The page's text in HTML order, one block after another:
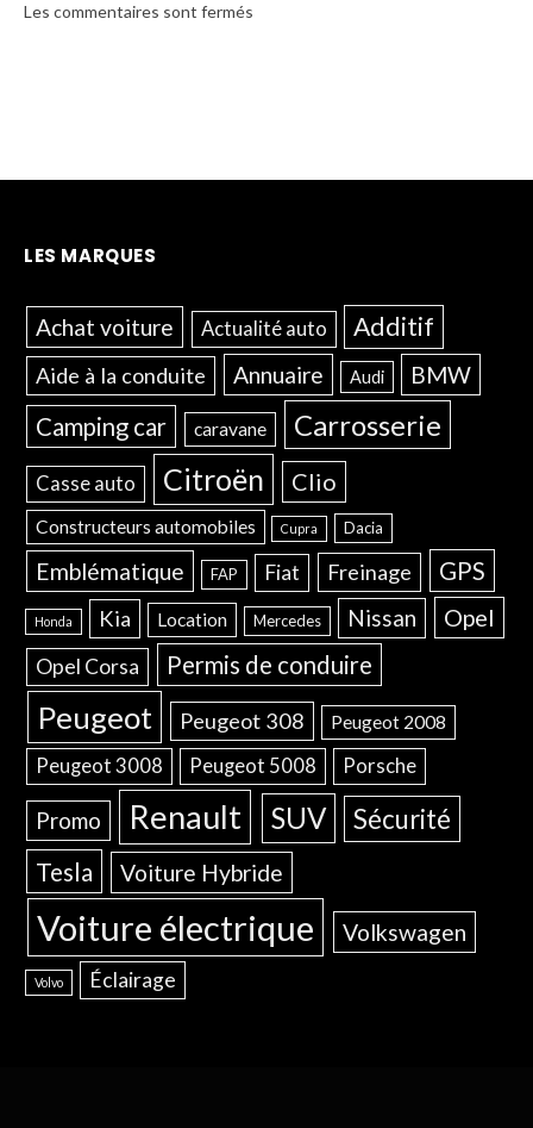
Les commentaires sont fermés
LES MARQUES
Achat voiture Actualité auto Additif
Aide à la conduite Annuaire Audi BMW
Camping car caravane Carrosserie
Casse auto Citroën Clio
Constructeurs automobiles Cupra Dacia
Emblématique FAP Fiat Freinage GPS
Honda Kia Location Mercedes Nissan Opel
Opel Corsa Permis de conduire
Peugeot Peugeot 308 Peugeot 2008
Peugeot 3008 Peugeot 5008 Porsche
Promo Renault SUV Sécurité
Tesla Voiture Hybride
Voiture électrique Volkswagen
Volvo Éclairage